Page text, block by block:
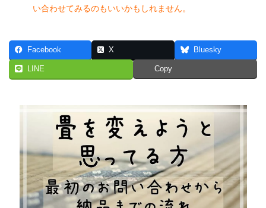
い合わせてみるのもいいかもしれません。
Facebook X Bluesky
LINE Copy